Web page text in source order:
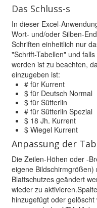
Das Schluss-s
In dieser Excel-
Wort- und/oder Silben-
Schriften einheitlich nur
"Schrift-Tabellen" und
werden ist zu beachten,
einzugeben ist:
# für Kurrent
$ für Deutsch Normal
$ für Sütterlin
# für Sütterlin Spezial
$ 18 Jh. Kurrent
$ Wiegel Kurrent
Anpassung der
Die Zeilen-Höhen oder -
eigene
Blattschutzes geändert
wieder zu
hinzugefügt oder